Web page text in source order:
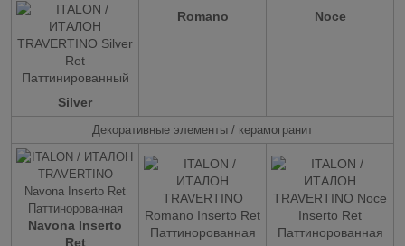
Silver
Romano Noce
Декоративные элементы / керамогранит
Navona Inserto
Ret